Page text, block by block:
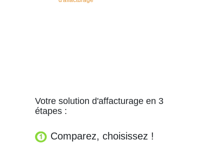
Votre solution d'affacturage en 3
étapes :
Comparez, choisissez !